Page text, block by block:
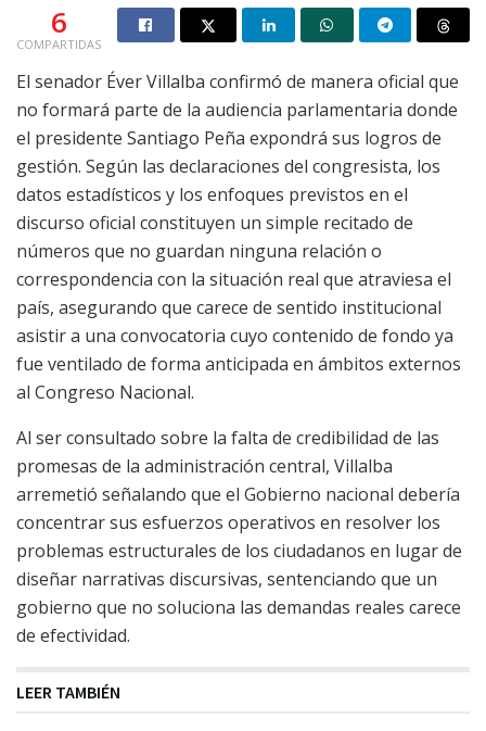
6
COMPARTIDAS
El senador Éver Villalba confirmó de manera oficial que
no formará parte de la audiencia parlamentaria donde
el presidente Santiago Peña expondrá sus logros de
gestión. Según las declaraciones del congresista, los
datos estadísticos y los enfoques previstos en el
discurso oficial constituyen un simple recitado de
números que no guardan ninguna relación o
correspondencia con la situación real que atraviesa el
país, asegurando que carece de sentido institucional
asistir a una convocatoria cuyo contenido de fondo ya
fue ventilado de forma anticipada en ámbitos externos
al Congreso Nacional.
Al ser consultado sobre la falta de credibilidad de las
promesas de la administración central, Villalba
arremetió señalando que el Gobierno nacional debería
concentrar sus esfuerzos operativos en resolver los
problemas estructurales de los ciudadanos en lugar de
diseñar narrativas discursivas, sentenciando que un
gobierno que no soluciona las demandas reales carece
de efectividad.
LEER TAMBIÉN